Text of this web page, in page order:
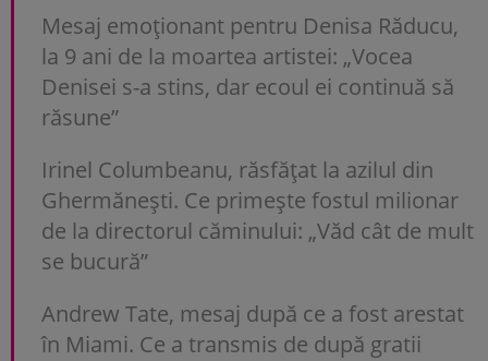
Mesaj emoționant pentru Denisa Răducu,
la 9 ani de la moartea artistei: „Vocea
Denisei s-a stins, dar ecoul ei continuă să
răsune”
Irinel Columbeanu, răsfățat la azilul din
Ghermănești. Ce primește fostul milionar
de la directorul căminului: „Văd cât de mult
se bucură”
Andrew Tate, mesaj după ce a fost arestat
în Miami. Ce a transmis de după gratii